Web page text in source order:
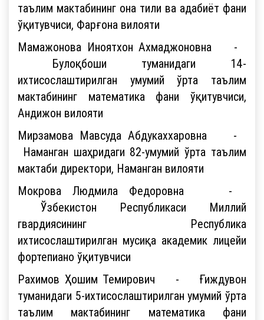
таълим мактабининг она тили ва адабиёт фани
ўқитувчиси, Фарғона вилояти
Мамажонова Иноятхон Ахмаджоновна -
Булоқбоши туманидаги 14-
ихтисослаштирилган умумий ўрта таълим
мактабининг математика фани ўқитувчиси,
Андижон вилояти
Мирзамова Мавсуда Абдукаххаровна -
Наманган шаҳридаги 82-умумий ўрта таълим
мактаби директори, Наманган вилояти
Мокрова Людмила Федоровна -
Ўзбекистон Республикаси Миллий
гвардиясининг Республика
ихтисослаштирилган мусиқа академик лицейи
фортепиано ўқитувчиси
Рахимов Ҳошим Темирович - Ғиждувон
туманидаги 5-ихтисослаштирилган умумий ўрта
таълим мактабининг математика фани